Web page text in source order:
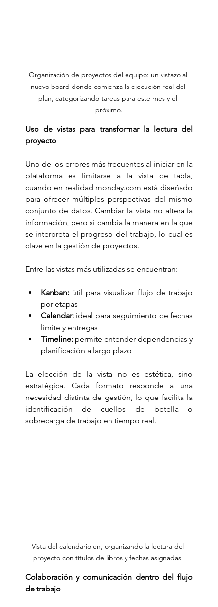
Organización de proyectos del equipo: un vistazo al
nuevo board donde comienza la ejecución real del
plan, categorizando tareas para este mes y el
próximo.
Uso de vistas para transformar la lectura del
proyecto
Uno de los errores más frecuentes al iniciar en la
plataforma es limitarse a la vista de tabla,
cuando en realidad monday.com está diseñado
para ofrecer múltiples perspectivas del mismo
conjunto de datos. Cambiar la vista no altera la
información, pero sí cambia la manera en la que
se interpreta el progreso del trabajo, lo cual es
clave en la gestión de proyectos.
Entre las vistas más utilizadas se encuentran:
Kanban: útil para visualizar flujo de trabajo
por etapas
Calendar: ideal para seguimiento de fechas
límite y entregas
Timeline: permite entender dependencias y
planificación a largo plazo
La elección de la vista no es estética, sino
estratégica. Cada formato responde a una
necesidad distinta de gestión, lo que facilita la
identificación de cuellos de botella o
sobrecarga de trabajo en tiempo real.
Vista del calendario en, organizando la lectura del
proyecto con títulos de libros y fechas asignadas.
Colaboración y comunicación dentro del flujo
de trabajo